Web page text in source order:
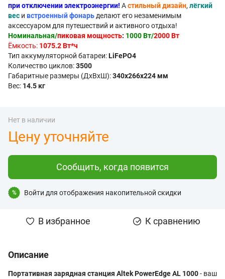
при отключении электроэнергии! Астильный дизайн, лёгкий
вес и встроенный фонарь делают его незаменимым
аксессуаром для путешествий и активного отдыха!
Номинальная/пиковая мощность: 1000 Вт/2000 Вт
Ёмкость: 1075.2 Вт*ч
Тип аккумуляторной батареи:LiFePO4
Количество циклов:3500
Габаритные размеры (ДxВxШ):340x266x224 мм
Вес: 14.5 кг
Нет в наличии
Цену уточняйте
Сообщить, когда появится
% Войти для отображения накопительной скидки
В избранное К сравнению
Описание
Портативная зарядная станция Altek PowerEdge AL 1000- ваш